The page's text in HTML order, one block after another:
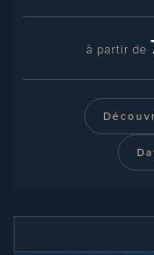
à partir de